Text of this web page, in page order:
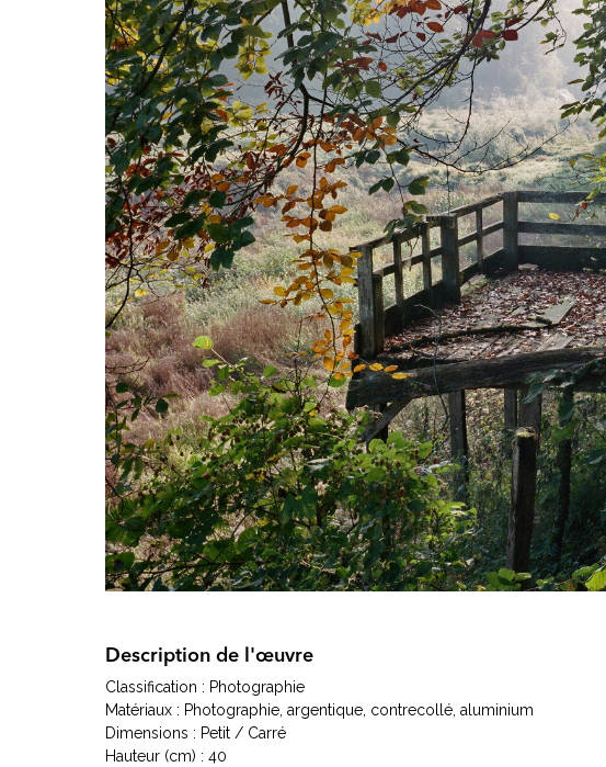
Description de l'œuvre
Classification : Photographie
Matériaux : Photographie, argentique, contrecollé, aluminium
Dimensions : Petit / Carré
Hauteur (cm) : 40